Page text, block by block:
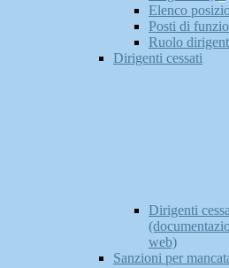
Elenco
Posti di
Ruolo
Dirigenti cessati
Dirigenti
web)
Sanzioni per